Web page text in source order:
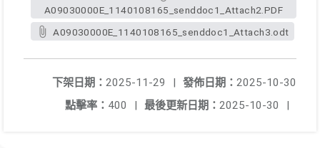
A09030000E_1140108165_senddoc1_Attach2.PDF
A09030000E_1140108165_senddoc1_Attach3.odt
發佈日期： 2025-10-30
下架日期： 2025-11-29
|
最後更新日期： 2025-10-30 |
點擊率： 400 |